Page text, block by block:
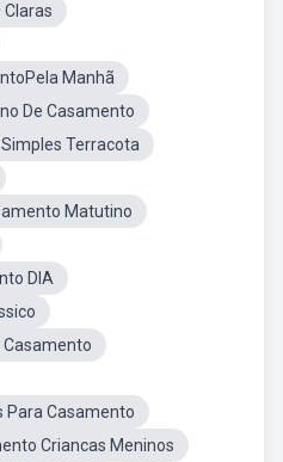
Manhã
De Casamento
Terracota
Matutino
DIA
Casamento
Para Casamento
Criancas Meninos